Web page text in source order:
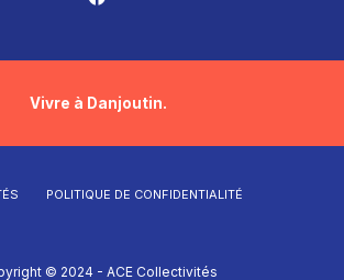
Vivre à Danjoutin.
POLITIQUE DE CONFIDENTIALITÉ
© 2024 - ACE Collectivités